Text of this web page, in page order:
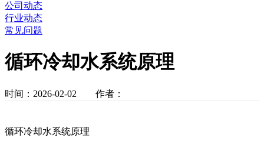
公司动态
行业动态
常见问题
循环冷却水系统原理
时间：2026-02-02 作者：
循环冷却水系统原理